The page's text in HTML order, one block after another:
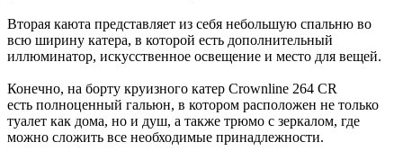
Вторая каюта представляет из себя небольшую спальню во
всю ширину катера, в которой есть дополнительный
иллюминатор, искусственное освещение и место для вещей.
Конечно, на борту круизного катер Crownline 264 CR
есть полноценный гальюн, в котором расположен не только
туалет как дома, но и душ, а также трюмо с зеркалом, где
можно сложить все необходимые принадлежности.